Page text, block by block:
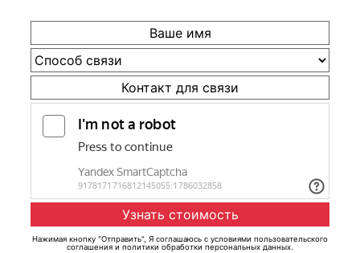
Нажимая кнопку "Отправить", Я соглашаюсь с условиями пользовательского
соглашения и политики обработки персональных данных